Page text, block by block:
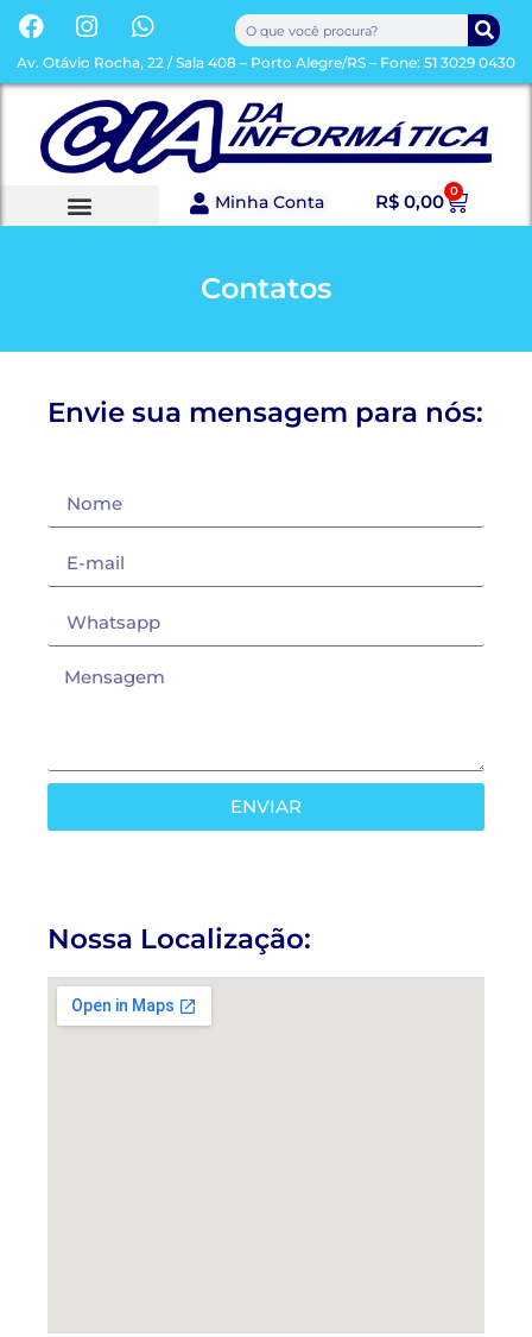
Av. Otávio Rocha, 22 / Sala 408 – Porto Alegre/RS – Fone: 51 3029 0430
Minha Conta R$ 0,00 0
Contatos
Envie sua mensagem para nós:
ENVIAR
Nossa Localização: